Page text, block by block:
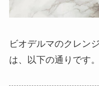
ビオデルマのクレン
は、以下の通りです。